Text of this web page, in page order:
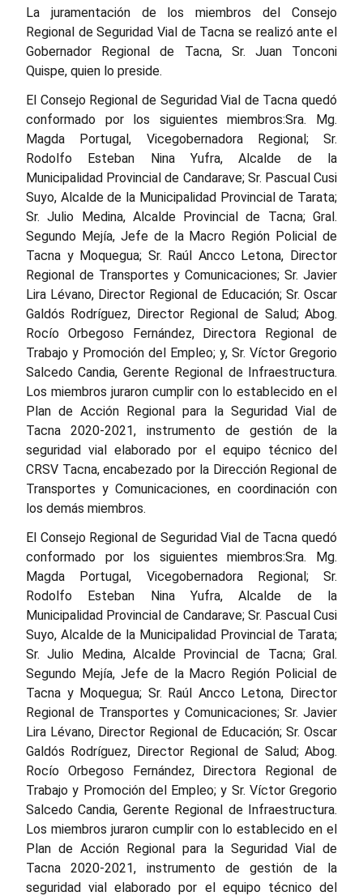
La juramentación de los miembros del Consejo
Regional de Seguridad Vial de Tacna se realizó ante el
Gobernador Regional de Tacna, Sr. Juan Tonconi
Quispe, quien lo preside.
El Consejo Regional de Seguridad Vial de Tacna quedó
conformado por los siguientes miembros:Sra. Mg.
Magda Portugal, Vicegobernadora Regional; Sr.
Rodolfo Esteban Nina Yufra, Alcalde de la
Municipalidad Provincial de Candarave; Sr. Pascual Cusi
Suyo, Alcalde de la Municipalidad Provincial de Tarata;
Sr. Julio Medina, Alcalde Provincial de Tacna; Gral.
Segundo Mejía, Jefe de la Macro Región Policial de
Tacna y Moquegua; Sr. Raúl Ancco Letona, Director
Regional de Transportes y Comunicaciones; Sr. Javier
Lira Lévano, Director Regional de Educación; Sr. Oscar
Galdós Rodríguez, Director Regional de Salud; Abog.
Rocío Orbegoso Fernández, Directora Regional de
Trabajo y Promoción del Empleo; y, Sr. Víctor Gregorio
Salcedo Candia, Gerente Regional de Infraestructura.
Los miembros juraron cumplir con lo establecido en el
Plan de Acción Regional para la Seguridad Vial de
Tacna 2020-2021, instrumento de gestión de la
seguridad vial elaborado por el equipo técnico del
CRSV Tacna, encabezado por la Dirección Regional de
Transportes y Comunicaciones, en coordinación con
los demás miembros.
El Consejo Regional de Seguridad Vial de Tacna quedó
conformado por los siguientes miembros:Sra. Mg.
Magda Portugal, Vicegobernadora Regional; Sr.
Rodolfo Esteban Nina Yufra, Alcalde de la
Municipalidad Provincial de Candarave; Sr. Pascual Cusi
Suyo, Alcalde de la Municipalidad Provincial de Tarata;
Sr. Julio Medina, Alcalde Provincial de Tacna; Gral.
Segundo Mejía, Jefe de la Macro Región Policial de
Tacna y Moquegua; Sr. Raúl Ancco Letona, Director
Regional de Transportes y Comunicaciones; Sr. Javier
Lira Lévano, Director Regional de Educación; Sr. Oscar
Galdós Rodríguez, Director Regional de Salud; Abog.
Rocío Orbegoso Fernández, Directora Regional de
Trabajo y Promoción del Empleo; y Sr. Víctor Gregorio
Salcedo Candia, Gerente Regional de Infraestructura.
Los miembros juraron cumplir con lo establecido en el
Plan de Acción Regional para la Seguridad Vial de
Tacna 2020-2021, instrumento de gestión de la
seguridad vial elaborado por el equipo técnico del